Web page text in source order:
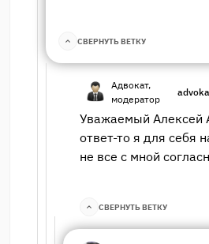
СВЕРНУТЬ ВЕТКУ
Адвокат,
модератор
Уважаемый Алексей
ответ-то я для себя
не все с мной
СВЕРНУТЬ ВЕТКУ